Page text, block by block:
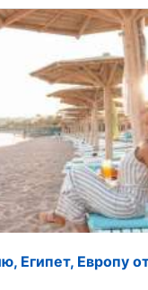
Египет, Европу